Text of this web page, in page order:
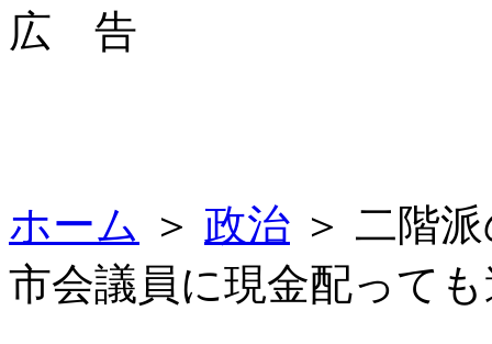
広 告
ホーム ＞ 政治 ＞ 二階
市会議員に現金配って